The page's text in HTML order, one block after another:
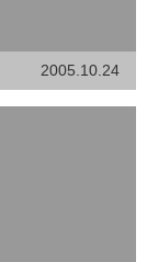
2005.10.24